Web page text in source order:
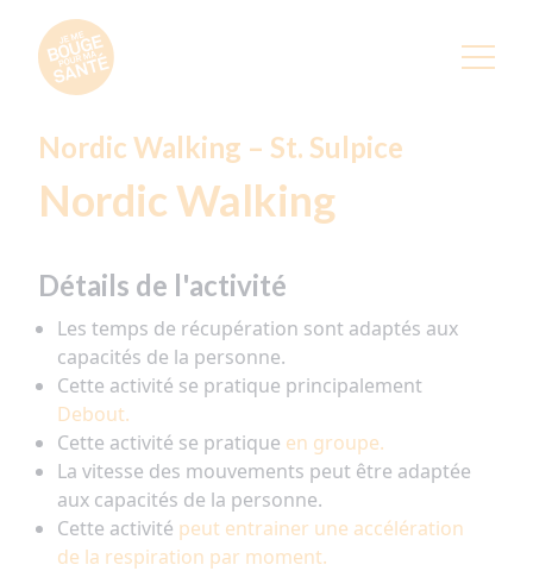
Nordic Walking – St. Sulpice
Nordic Walking
Détails de l'activité
Les temps de récupération sont adaptés aux
capacités de la personne.
Cette activité se pratique principalement
Debout.
Cette activité se pratique en groupe.
La vitesse des mouvements peut être adaptée
aux capacités de la personne.
Cette activité peut entrainer une accélération
de la respiration par moment.